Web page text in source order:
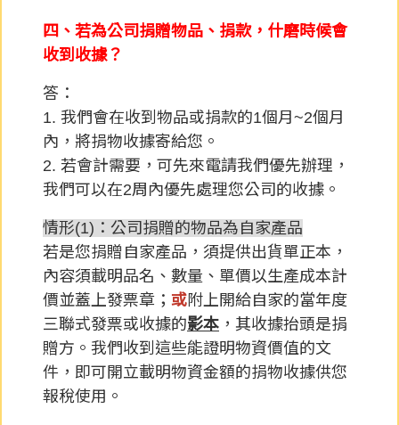
四、若為公司捐贈物品、捐款，什磨時候會
收到收據？
答：
1. 我們會在收到物品或捐款的1個月~2個月
內，將捐物收據寄給您。
2. 若會計需要，可先來電請我們優先辦理，
我們可以在2周內優先處理您公司的收據。
情形(1)：公司捐贈的物品為自家產品
若是您捐贈自家產品，須提供出貨單正本，
內容須載明品名、數量、單價以生產成本計
價並蓋上發票章； 或附上開給自家的當年度
三聯式發票或收據的影本 ，其收據抬頭是捐
贈方。我們收到這些能證明物資價值的文
件，即可開立載明物資金額的捐物收據供您
報稅使用。